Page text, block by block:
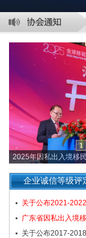
1
2025年因私出入境移
企业诚信等级评
关于公布2021-
广东省因私出入境
关于公布2017-